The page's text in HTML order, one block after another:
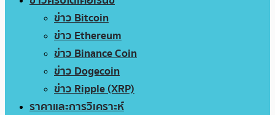
ข่าว Bitcoin
ข่าว Ethereum
ข่าว Binance Coin
ข่าว Dogecoin
ข่าว Ripple (XRP)
ราคาและการวิเคราะห์